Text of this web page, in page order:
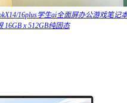
16plus学生ai全面屏办公游戏笔记
16GB x 512GB纯固态